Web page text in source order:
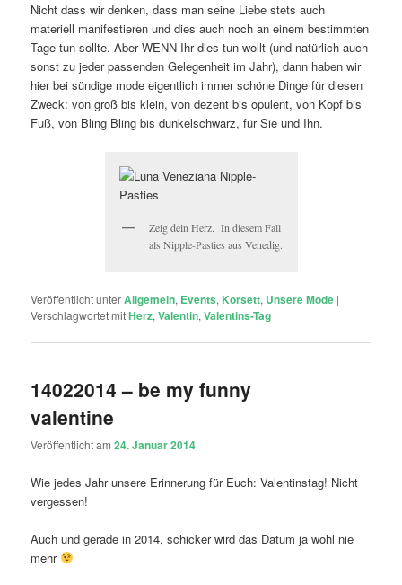
Nicht dass wir denken, dass man seine Liebe stets auch
materiell manifestieren und dies auch noch an einem bestimmten
Tage tun sollte. Aber WENN Ihr dies tun wollt (und natürlich auch
sonst zu jeder passenden Gelegenheit im Jahr), dann haben wir
hier bei sündige mode eigentlich immer schöne Dinge für diesen
Zweck: von groß bis klein, von dezent bis opulent, von Kopf bis
Fuß, von Bling Bling bis dunkelschwarz, für Sie und Ihn.
Zeig dein Herz. In diesem Fall
als Nipple-Pasties aus Venedig.
Veröffentlicht unterAllgemein, Events, Korsett, Unsere Mode |
Verschlagwortet mitHerz,Valentin,Valentins-Tag
14022014 – be my funny
valentine
Veröffentlicht am24. Januar 2014
Wie jedes Jahr unsere Erinnerung für Euch: Valentinstag! Nicht
vergessen!
Auch und gerade in 2014, schicker wird das Datum ja wohl nie
mehr